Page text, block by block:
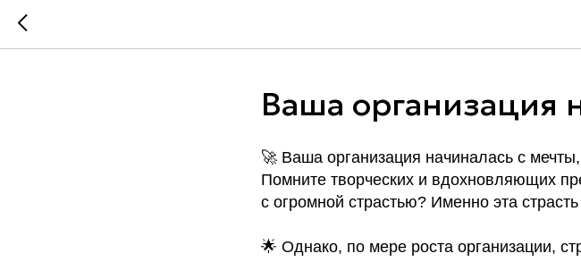
Ваша организация
🚀 Ваша организация начиналась с
Помните творческих и вдохновляющих
с огромной страстью? Именно эта
🌟 Однако, по мере роста организации,